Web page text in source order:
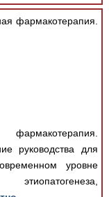
фармакотерапия.
руководства для
уровне